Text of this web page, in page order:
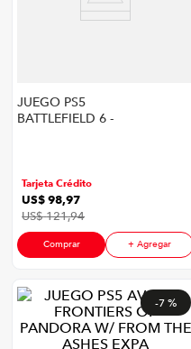
JUEGO PS5
BATTLEFIELD 6 -
Tarjeta Crédito
US$98,97
US$121,94
Comprar + Agregar
-7 %
congelador